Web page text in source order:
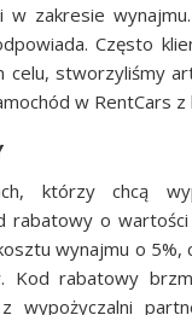
w zakresie
Często
stworzyliśmy
w RentCars
którzy chcą
rabatowy o
wynajmu o
Kod rabatowy
wypożyczalni